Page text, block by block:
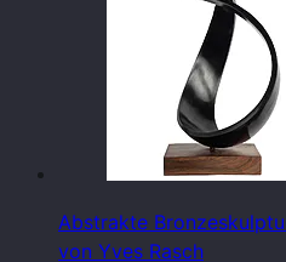
Abstrakte
von Yves Rasch